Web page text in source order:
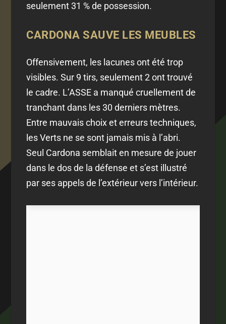
seulement 31 % de possession.
CARDONA SAUVE LES MEUBLES
Offensivement, les lacunes ont été trop
visibles. Sur 9 tirs, seulement 2 ont trouvé
le cadre. L’ASSE a manqué cruellement de
tranchant dans les 30 derniers mètres.
Entre mauvais choix et erreurs techniques,
les Verts ne se sont jamais mis à l’abri.
Seul Cardona semblait en mesure de jouer
dans le dos de la défense et s’est illustré
par ses appels de l’extérieur vers l’intérieur.